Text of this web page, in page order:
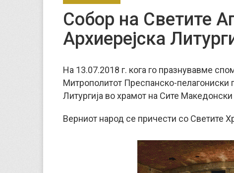
Собор на Светите
Архиерејска
На 13.07.2018 г. кога го празнувавме
Митрополитот Преспанско-пелагониски
Литургија во храмот на Сите
Верниот народ се причести со Светите